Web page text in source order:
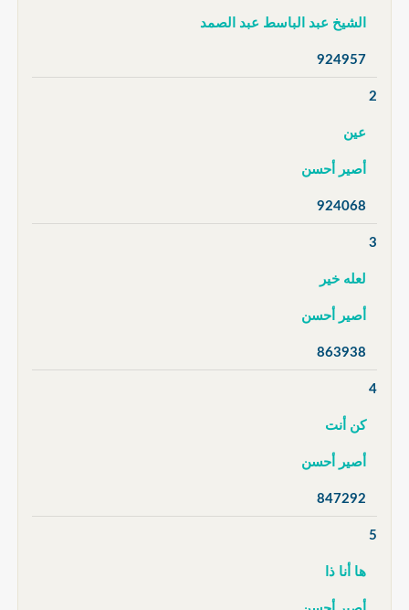
الشيخ عبد الباسط عبد الصمد
924957
2
عين
أصير أحسن
924068
3
لعله خير
أصير أحسن
863938
4
كن أنت
أصير أحسن
847292
5
ها أنا ذا